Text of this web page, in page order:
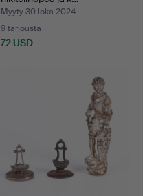
Myyty 30 loka 2024
9 tarjousta
72 USD